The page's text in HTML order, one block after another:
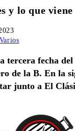
y lo que
Varios
tercera fecha
de la B. En la
junto a El